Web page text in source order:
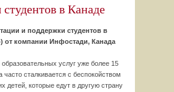
в Канаде
и поддержки студентов в
от компании Инфостади, Канада
услуг уже более 15
часто сталкивается с беспокойством
детей, которые едут в другую страну